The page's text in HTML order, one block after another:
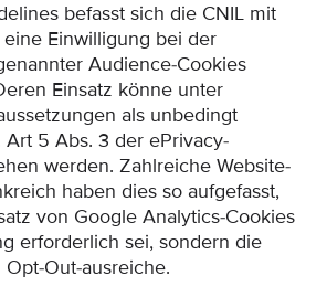
befasst sich die CNIL mit
Einwilligung bei der
Audience-Cookies
Einsatz könne unter
als unbedingt
Art 5 Abs. 3 der ePrivacy-
werden. Zahlreiche Website-
haben dies so aufgefasst,
von Google Analytics-Cookies
erforderlich sei, sondern die
Out-ausreiche.